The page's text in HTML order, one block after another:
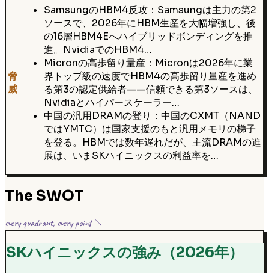
脅
威
SamsungのHBM4反攻：Samsungは主力の第2
ソースで、2026年にHBM生産を大幅増強し、後
の16層HBM4Eへハイブリッドボンディングを推
進。NvidiaでのHBM4…
Micronの高歩留り量産：Micronは2026年に業
界トップ級の速度でHBM4の高歩留り量産を進め
る第3の認定供給者——信頼できる第3ソースは、
Nvidiaとハイパースケーラー…
中国の汎用DRAMの登り：中国のCXMT（NAND
ではYMTC）は国家支援のもと汎用メモリの梯子
を登る。HBMでは数年遅れだが、主流DRAMの進
展は、いまSKハイニックスの利益率を…
The SWOT
every quadrant, every point ↘
SKハイニックスの強み（2026年）